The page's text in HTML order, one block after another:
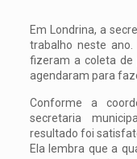
Em Londrina, a
trabalho neste
fizeram a coleta de
agendaram para
Conforme a
secretaria
resultado foi
Ela lembra que a